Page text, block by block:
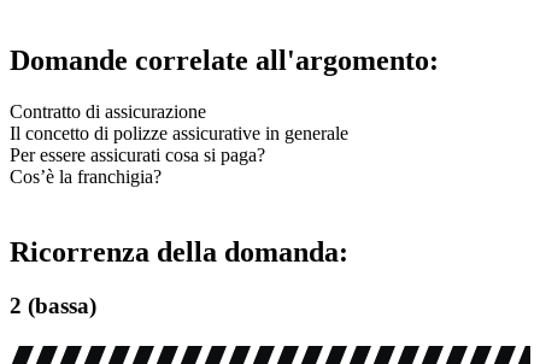
Domande correlate all'argomento:
Contratto di assicurazione
Il concetto di polizze assicurative in generale
Per essere assicurati cosa si paga?
Cos’è la franchigia?
Ricorrenza della domanda:
2 (bassa)